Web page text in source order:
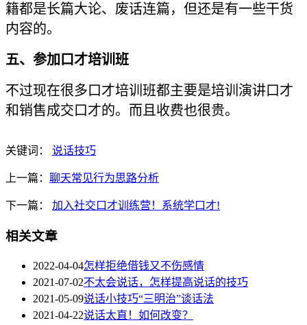
籍都是长篇大论、废话连篇，但还是有一些干货
内容的。
五、参加口才培训班
不过现在很多口才培训班都主要是培训演讲口才
和销售成交口才的。而且收费也很贵。
关键词： 说话技巧
上一篇： 聊天常见行为思路分析
下一篇： 加入社交口才训练营！系统学口才!
相关文章
2022-04-04怎样拒绝借钱又不伤感情
2021-07-02不太会说话，怎样提高说话的技巧
2021-05-09说话小技巧“三明治”谈话法
2021-04-22说话太直！如何改变？